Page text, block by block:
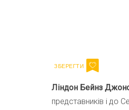
Ліндон Бейнз
представників і до